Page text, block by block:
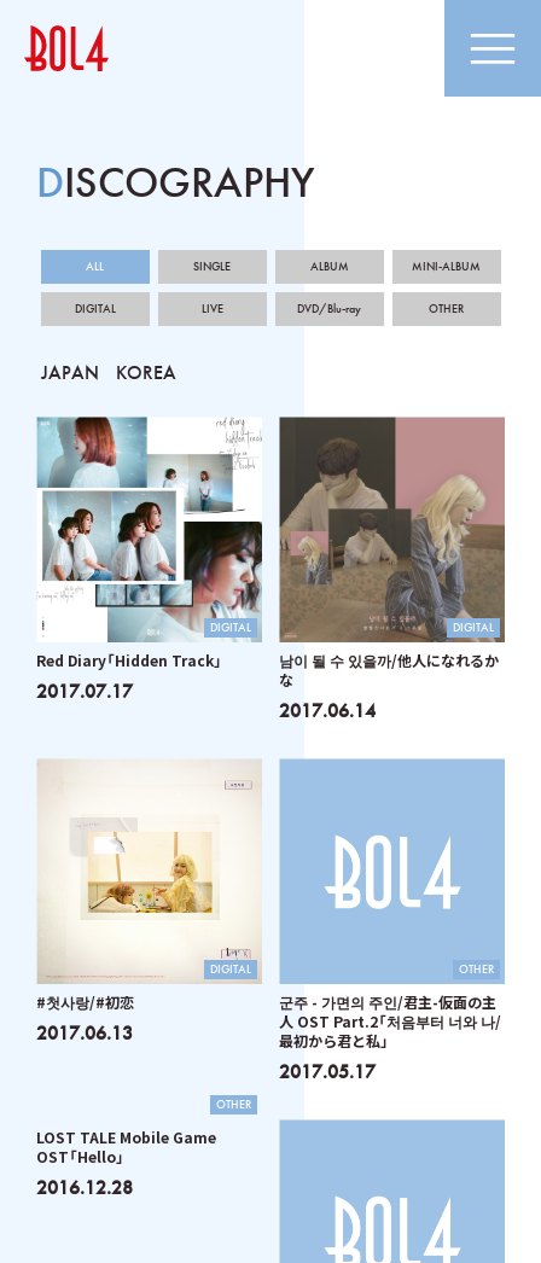
DISCOGRAPHY
ALL SINGLE ALBUM MINI-ALBUM
DIGITAL LIVE DVD/Blu-ray OTHER
JAPAN KOREA
DIGITAL
Red Diary「Hidden Track」
2017.07.17
DIGITAL
남이 될 수 있을까/他人になれるか
な
2017.06.14
DIGITAL
#첫사랑/#初恋
2017.06.13
OTHER
군주 - 가면의 주인/君主-仮面の主
人 OST Part.2「처음부터 너와 나/
最初から君と私」
2017.05.17
OTHER
LOST TALE Mobile Game
OST「Hello」
2016.12.28